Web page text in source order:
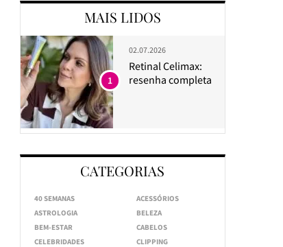
MAIS LIDOS
02.07.2026
Retinal Celimax:
resenha completa
1
CATEGORIAS
40 SEMANAS
ACESSÓRIOS
ASTROLOGIA
BELEZA
BEM-ESTAR
CABELOS
CELEBRIDADES
CLIPPING